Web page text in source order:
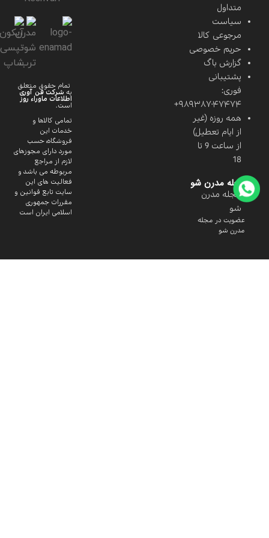
متداول
سیاست
مرجوعی کالا
حریم خصوصی
گزارش باگ
پشتیبانی
فوری:
۹۸۹۳۸۷۰۴۷۴۷۴+
همه روزه (غیر
از ایام تعطیل)
از ساعت 9 تا
18
مجله مدرن شو
مجله مدرن
شو
عضویت در مجله
مدرن شو
تمام حقوق متعلق
به شرکت فن آوری
اطلاعات ماوراء روز
است.
تمامی کالاها و
خدمات این
فروشگاه، حسب
مورد دارای مجوزهای
لازم از مراجع
مربوطه می باشد و
فعالیت های این
سایت تابع قوانین و
مقررات جمهوری
اسلامی ایران است